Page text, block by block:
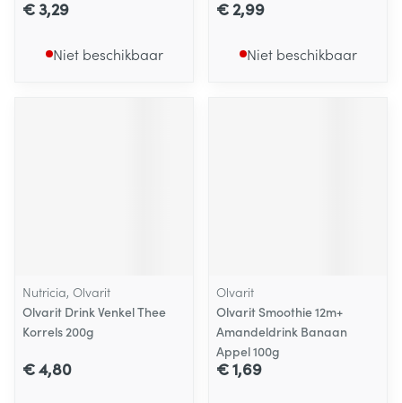
€ 3,29
Niet beschikbaar
€ 2,99
Niet beschikbaar
Nutricia, Olvarit
Olvarit Drink Venkel Thee
Korrels 200g
€ 4,80
Olvarit
Olvarit Smoothie 12m+
Amandeldrink Banaan
Appel 100g
€ 1,69